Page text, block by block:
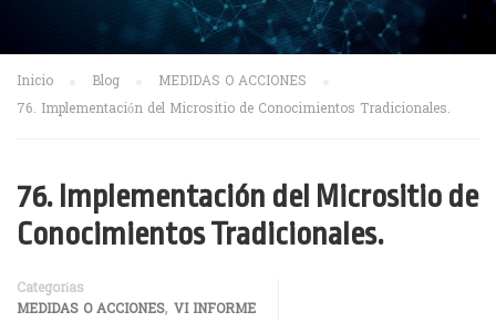
Inicio Blog
MEDIDAS O ACCIONES
76. Implementación del Micrositio de Conocimientos Tradicionales.
76. Implementación del Micrositio de
Conocimientos Tradicionales.
Categorías
MEDIDAS O ACCIONES, VI INFORME